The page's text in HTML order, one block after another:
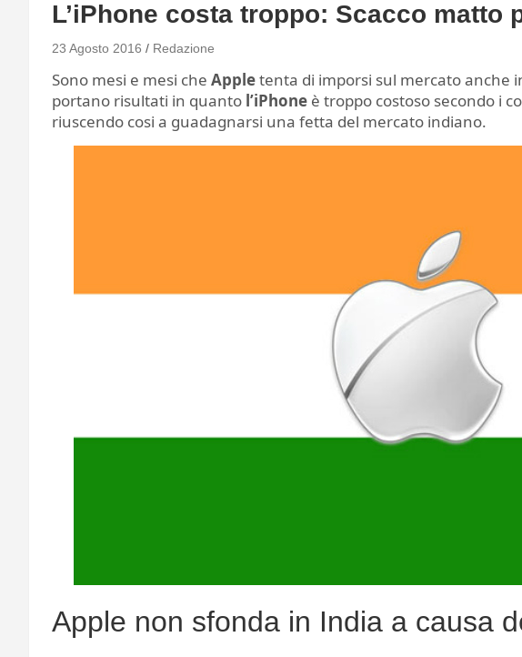
L’iPhone costa troppo: Scacco matto
23 Agosto 2016 Redazione
Sono mesi e mesi che Appletenta di imporsi sul mercato anche
portano risultati in quanto l’iPhone è troppo costoso secondo i
riuscendo cosi a guadagnarsi una fetta del mercato indiano.
Apple non sfonda in India a causa